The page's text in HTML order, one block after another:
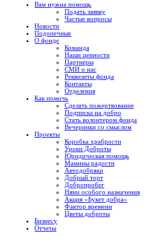
Вам нужна помощь
Подать заявку
Частые вопросы
Новости
Подопечные
О фонде
Команда
Наши ценности
Партнеры
СМИ о нас
Реквизиты фонда
Контакты
Отделения
Как помочь
Сделать пожертвование
Подписка на добро
Стать волонтером фонда
Вечеринки со смыслом
Проекты
Коробка храбрости
Уроки Доброты
Юридическая помощь
Мамины радости
Автодобряки
Добрый торт
Добропробег
Няни особого назначения
Акция «Букет добра»
Фактор времени
Цветы доброты
Бизнесу
Отчеты